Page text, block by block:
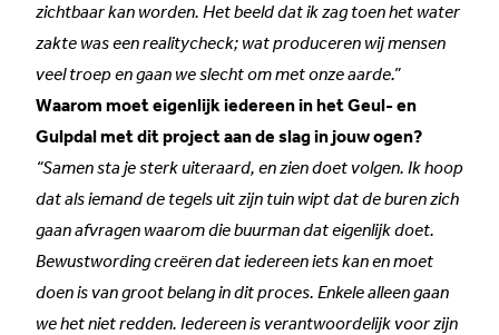
zichtbaar kan worden. Het beeld dat ik zag toen het water
zakte was een realitycheck; wat produceren wij mensen
veel troep en gaan we slecht om met onze aarde.”
Waarom moet eigenlijk iedereen in het Geul- en
Gulpdal met dit project aan de slag in jouw ogen?
“Samen sta je sterk uiteraard, en zien doet volgen. Ik hoop
dat als iemand de tegels uit zijn tuin wipt dat de buren zich
gaan afvragen waarom die buurman dat eigenlijk doet.
Bewustwording creëren dat iedereen iets kan en moet
doen is van groot belang in dit proces. Enkele alleen gaan
we het niet redden. Iedereen is verantwoordelijk voor zijn